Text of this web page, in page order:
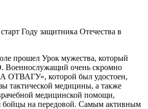
Году защитника Отечества в
прошел Урок мужества, который
Военнослужащий очень скромно
ОТВАГУ», которой был удостоен,
тактической медицины, а также
медицинской помощи,
бойцы на передовой. Самым активным